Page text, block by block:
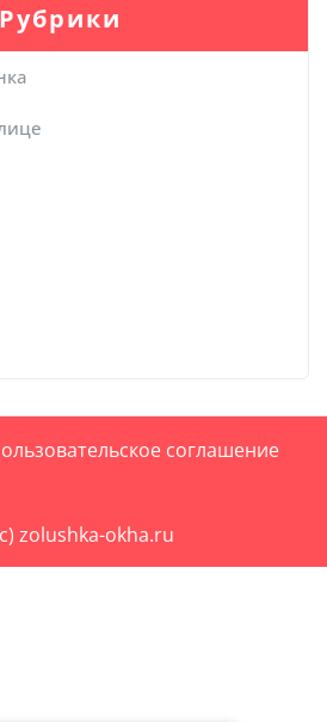
Рубрики
соглашение
zolushka-okha.ru